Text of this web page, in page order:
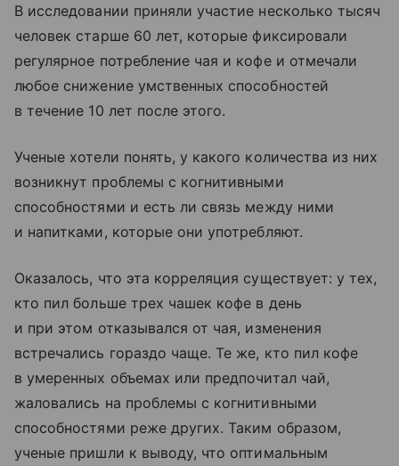
В исследовании приняли участие несколько тысяч
человек старше 60 лет, которые фиксировали
регулярное потребление чая и кофе и отмечали
любое снижение умственных способностей
в течение 10 лет после этого.
Ученые хотели понять, у какого количества из них
возникнут проблемы с когнитивными
способностями и есть ли связь между ними
и напитками, которые они употребляют.
Оказалось, что эта корреляция существует: у тех,
кто пил больше трех чашек кофе в день
и при этом отказывался от чая, изменения
встречались гораздо чаще. Те же, кто пил кофе
в умеренных объемах или предпочитал чай,
жаловались на проблемы с когнитивными
способностями реже других. Таким образом,
ученые пришли к выводу, что оптимальным